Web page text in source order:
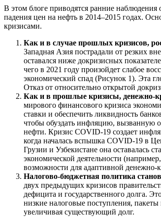
В этом блоге приводятся ранние
падения цен на нефть в 2014–2015 годах.
кризисами.
Как и в случае прошлых кризисов,
Западная Азия пострадали от резких
оставался ниже докризисных
чего в 2021 году произойдет слабое
экономический спад (Рисунок 1). Эта
Отказ от относительно открытой
Как и в прошлые кризисы, денежно-
мирового финансового кризиса
ставки и обеспечить ликвидность
чтобы обуздать инфляцию, вызванную
нефти. Кризис COVID-19 создает
когда началась вспышка COVID-19 в
Грузии и Узбекистане она оставалась
экономической деятельности
возможности для адаптивной
Налогово-бюджетная политика
двух предыдущих кризисов
дефицита и государственного долга.
низкие налоговые поступления,
увеличивая существующий долг.